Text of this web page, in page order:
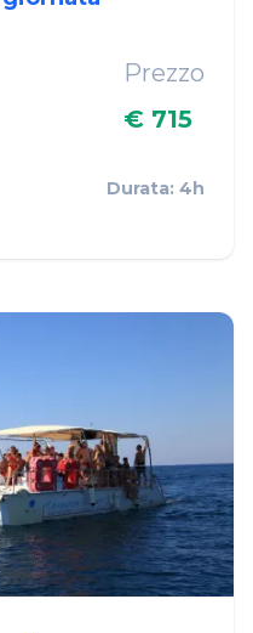
Prezzo
€ 715
Durata: 4h